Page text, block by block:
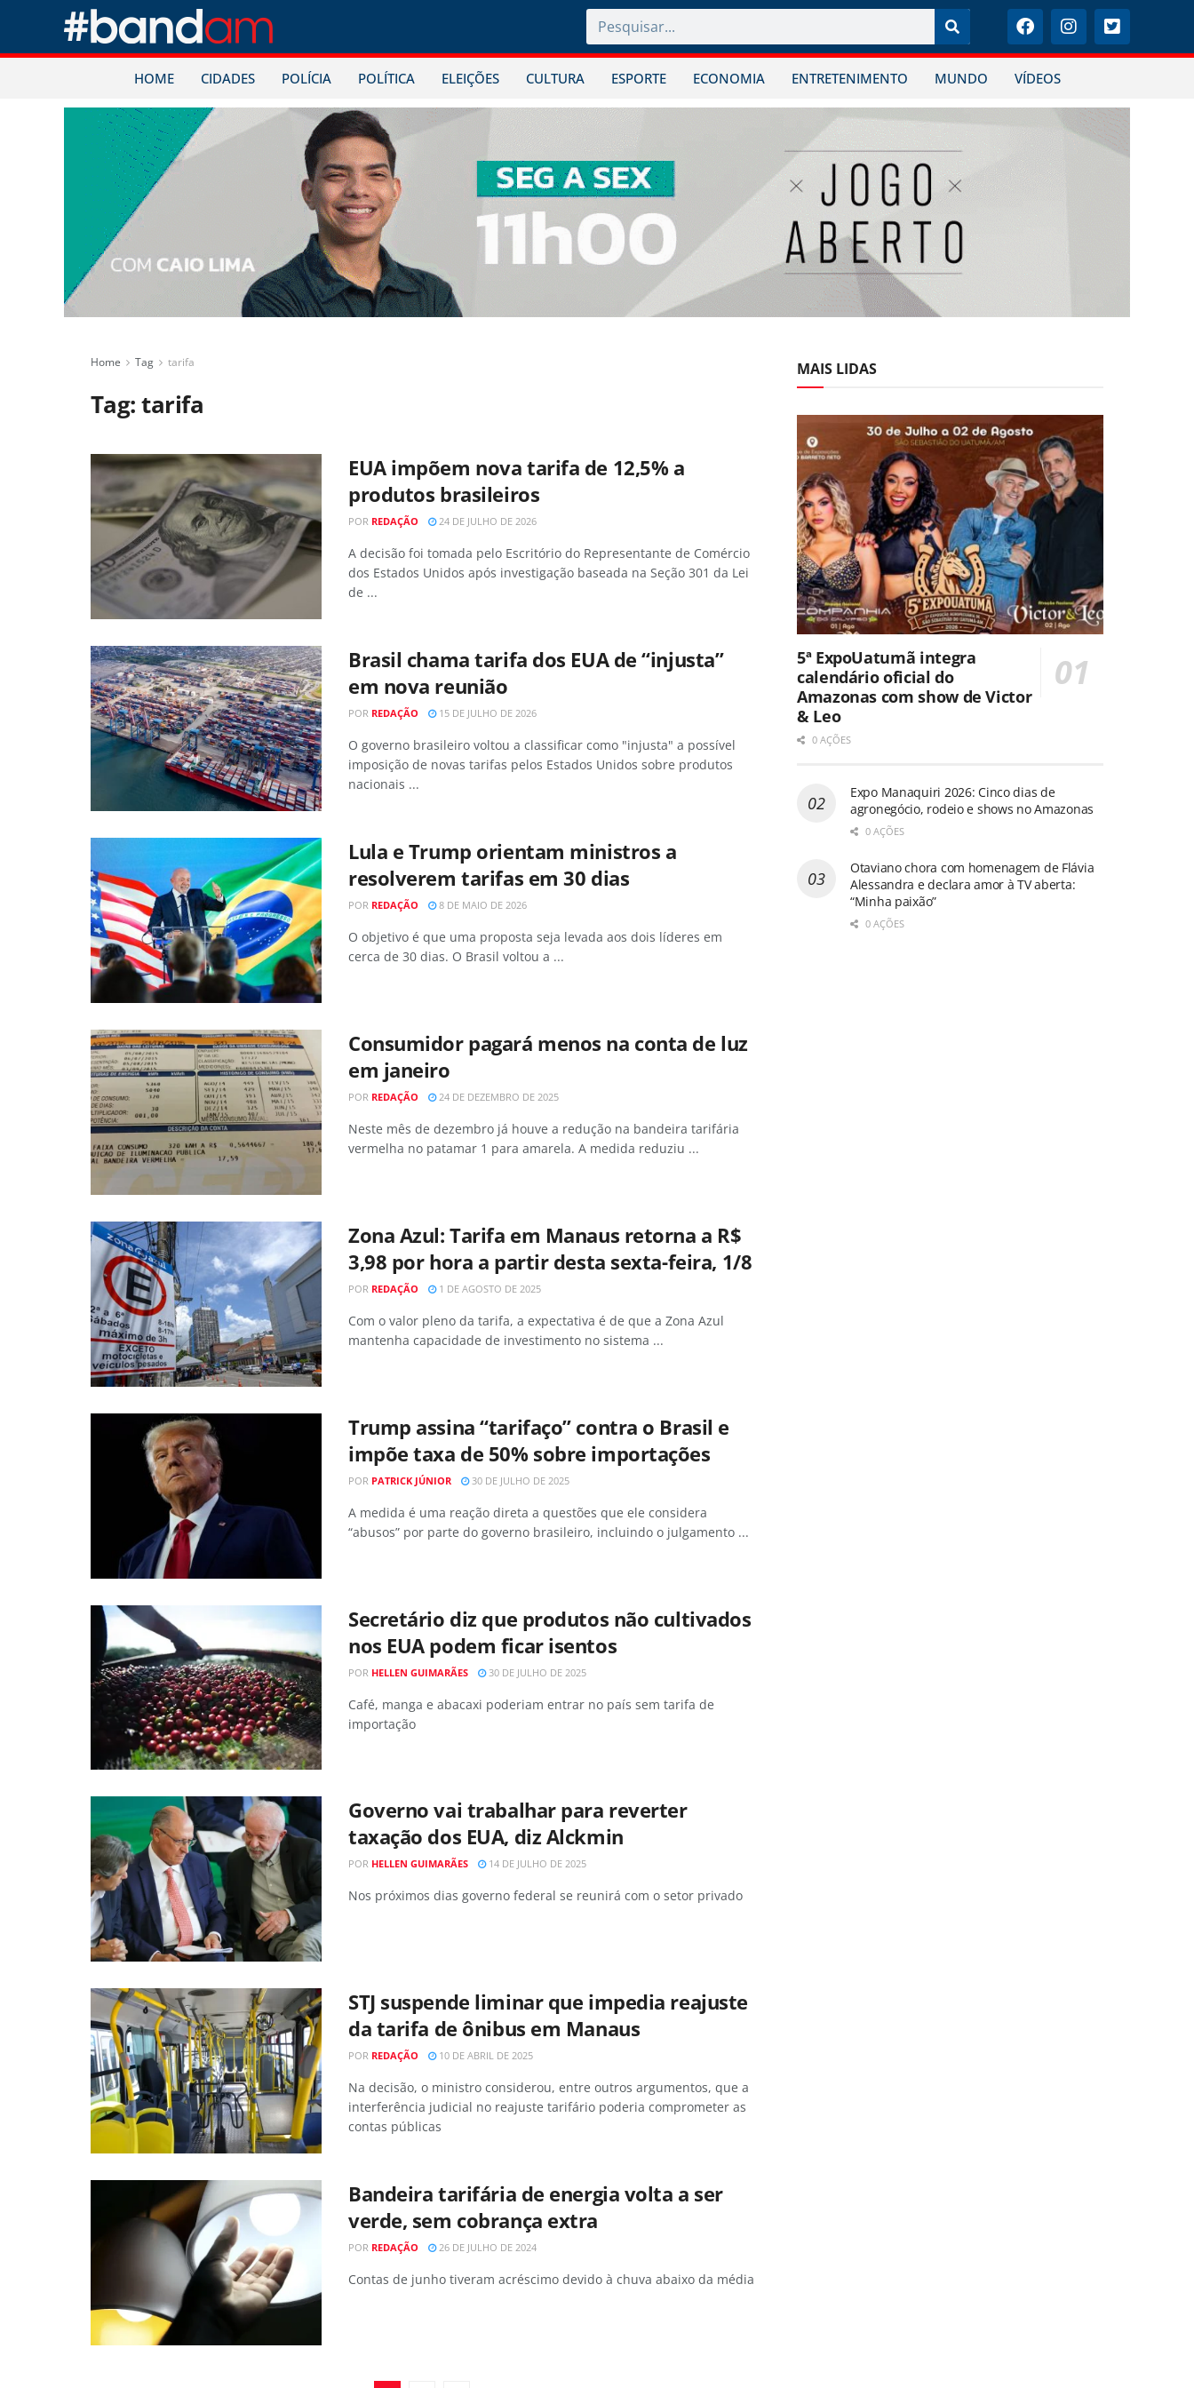
HOME CIDADES POLÍCIA POLÍTICA ELEIÇÕES CULTURA ESPORTE ECONOMIA ENTRETENIMENTO MUNDO VÍDEOS
Home Tag tarifa
Tag:tarifa
EUA impõem nova tarifa de 12,5% a
produtos brasileiros
POR REDAÇÃO 24 DE JULHO DE 2026
A decisão foi tomada pelo Escritório do Representante de Comércio
dos Estados Unidos após investigação baseada na Seção 301 da Lei
de ...
Brasil chama tarifa dos EUA de “injusta”
em nova reunião
POR REDAÇÃO 15 DE JULHO DE 2026
O governo brasileiro voltou a classificar como "injusta" a possível
imposição de novas tarifas pelos Estados Unidos sobre produtos
nacionais ...
Lula e Trump orientam ministros a
resolverem tarifas em 30 dias
POR REDAÇÃO 8 DE MAIO DE 2026
O objetivo é que uma proposta seja levada aos dois líderes em
cerca de 30 dias. O Brasil voltou a ...
Consumidor pagará menos na conta de luz
em janeiro
POR REDAÇÃO 24 DE DEZEMBRO DE 2025
Neste mês de dezembro já houve a redução na bandeira tarifária
vermelha no patamar 1 para amarela. A medida reduziu ...
Zona Azul: Tarifa em Manaus retorna a R$
3,98 por hora a partir desta sexta-feira, 1/8
POR REDAÇÃO 1 DE AGOSTO DE 2025
Com o valor pleno da tarifa, a expectativa é de que a Zona Azul
mantenha capacidade de investimento no sistema ...
Trump assina “tarifaço” contra o Brasil e
impõe taxa de 50% sobre importações
POR PATRICK JÚNIOR 30 DE JULHO DE 2025
A medida é uma reação direta a questões que ele considera
“abusos” por parte do governo brasileiro, incluindo o julgamento ...
Secretário diz que produtos não cultivados
nos EUA podem ficar isentos
POR HELLEN GUIMARÃES 30 DE JULHO DE 2025
Café, manga e abacaxi poderiam entrar no país sem tarifa de
importação
Governo vai trabalhar para reverter
taxação dos EUA, diz Alckmin
POR HELLEN GUIMARÃES 14 DE JULHO DE 2025
Nos próximos dias governo federal se reunirá com o setor privado
STJ suspende liminar que impedia reajuste
da tarifa de ônibus em Manaus
POR REDAÇÃO 10 DE ABRIL DE 2025
Na decisão, o ministro considerou, entre outros argumentos, que a
interferência judicial no reajuste tarifário poderia comprometer as
contas públicas
Bandeira tarifária de energia volta a ser
verde, sem cobrança extra
POR REDAÇÃO 26 DE JULHO DE 2024
Contas de junho tiveram acréscimo devido à chuva abaixo da média
MAIS LIDAS
5ª ExpoUatumã integra
calendário oficial do
Amazonas com show de Victor
& Leo
0 AÇÕES
Expo Manaquiri 2026: Cinco dias de
agronegócio, rodeio e shows no Amazonas
0 AÇÕES
Otaviano chora com homenagem de Flávia
Alessandra e declara amor à TV aberta:
“Minha paixão”
0 AÇÕES